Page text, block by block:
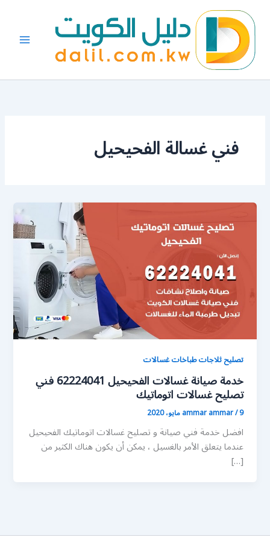
المحتوى
فني غسالة الفحيحيل
تصليح ثلاجات طباخات غسالات
خدمة صيانة غسالات الفحيحيل 62224041 فني
تصليح غسالات اتوماتيك
ammar ammar/9 مايو، 2020
افضل خدمة فني صيانة و تصليح غسالات اتوماتيك الفحيحيل
عندما يتعلق الأمر بالغسيل ، يمكن أن يكون هناك الكثير من
[…]